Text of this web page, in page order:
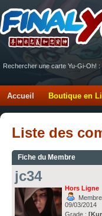
Rechercher une carte Yu-Gi-Oh! :
Accueil Boutique en
Liste des
Fiche du Membre
jc34
Hors Ligne
09/03/2014
Grade :